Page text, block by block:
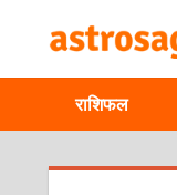
content
राशिफल